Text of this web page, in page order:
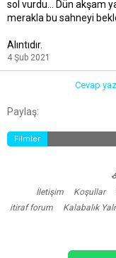
i
sol vurdu… Dün akşam
merakla bu sahneyi
Alıntıdır.
4 Şub 2021
Cevap
Paylaş:
Filmler
İletişim
Koşullar
itiraf forum Kalabalık